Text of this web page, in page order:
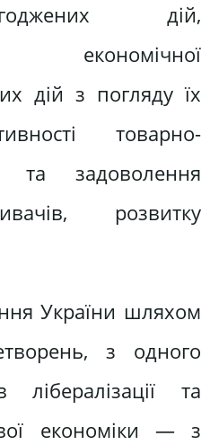
дій,
економічної
дій з погляду їх
товарно-
та задоволення
розвитку
України шляхом
з одного
та
економіки — з